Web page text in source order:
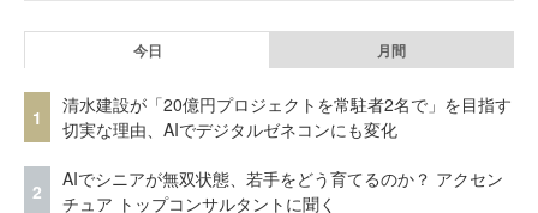
今日 月間
1
清水建設が「20億円プロジェクトを常駐者2名で」を目指す
切実な理由、AIでデジタルゼネコンにも変化
2
AIでシニアが無双状態、若手をどう育てるのか？ アクセン
チュア トップコンサルタントに聞く